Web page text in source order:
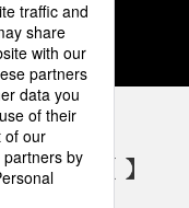
5
アカウント